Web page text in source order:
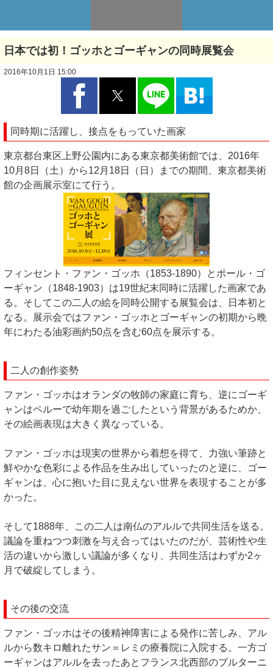
日本では初！ゴッホとゴーギャンの同時展覧会
2016年10月1日 15:00
同時期に活躍し、接点をもっていた画家
東京都台東区上野公園内にある東京都美術館では、2016年
10月8日（土）から12月18日（日）までの期間、東京都美術
館の企画展示室にて行う。
フィンセント・ファン・ゴッホ（1853-1890）とポール・ゴ
ーギャン（1848-1903）は19世紀末同時に活躍した画家であ
る。そしてこの二人の絵を同時公開する展覧会は、日本初と
なる。展示会ではファン・ゴッホとゴーギャンの初期から晩
年にわたる油彩画約50点を含む60点を展示する。
二人の創作姿勢
ファン・ゴッホはオランダの牧師の家庭に育ち、逆にゴーギ
ャンはペルーで幼年期を過ごしたという背景があるためか、
その絵画表現は大きく異なっている。
ファン・ゴッホは現実の世界から着想を得て、力強い筆跡と
鮮やかな色彩による作品を生み出していったのと逆に、ゴー
ギャンは、心に抱いた目に見えない世界を表現することが多
かった。
そして1888年、この二人は南仏のアルルで共同生活を送る。
議論を重ねつつ刺激を与え合ってはいたのだが、芸術性や生
活の違いから激しい議論が多くなり、共同生活はわずか2ヶ
月で破綻してしまう。
その後の交流
ファン・ゴッホはその後精神障害による発作に苦しみ、アル
ルから数キロ離れたサン＝レミの療養院に入院する。一方ゴ
ーギャンはアルルを去ったあとフランス北西部のブルターニ